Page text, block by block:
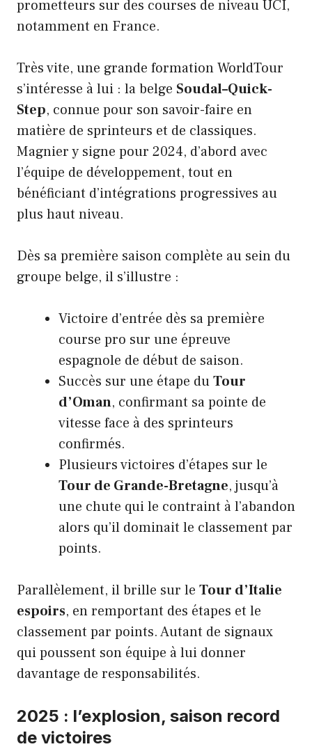
prometteurs sur des courses de niveau UCI,
notamment en France.
Très vite, une grande formation WorldTour
s’intéresse à lui : la belge Soudal–Quick-
Step, connue pour son savoir-faire en
matière de sprinteurs et de classiques.
Magnier y signe pour 2024, d’abord avec
l’équipe de développement, tout en
bénéficiant d’intégrations progressives au
plus haut niveau.
Dès sa première saison complète au sein du
groupe belge, il s’illustre :
Victoire d’entrée dès sa première
course pro sur une épreuve
espagnole de début de saison.
Succès sur une étape duTour
d’Oman, confirmant sa pointe de
vitesse face à des sprinteurs
confirmés.
Plusieurs victoires d’étapes sur le
Tour de Grande-Bretagne, jusqu’à
une chute qui le contraint à l’abandon
alors qu’il dominait le classement par
points.
Parallèlement, il brille sur le Tour d’Italie
espoirs, en remportant des étapes et le
classement par points. Autant de signaux
qui poussent son équipe à lui donner
davantage de responsabilités.
2025 : l’explosion, saison record
de victoires